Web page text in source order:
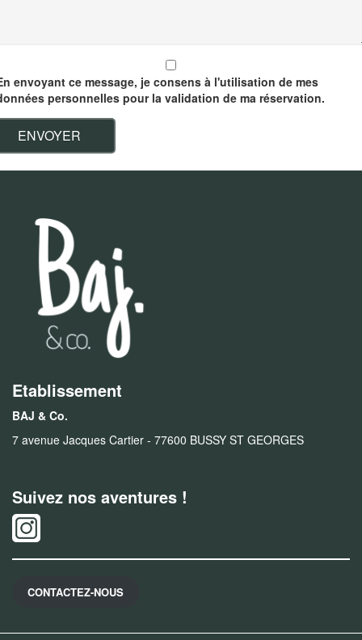
envoyant ce message, je consens à l'utilisation de mes
personnelles pour la validation de ma réservation.
Etablissement
BAJ & Co.
7 avenue Jacques Cartier - 77600 BUSSY ST GEORGES
Suivez nos aventures !
CONTACTEZ-NOUS